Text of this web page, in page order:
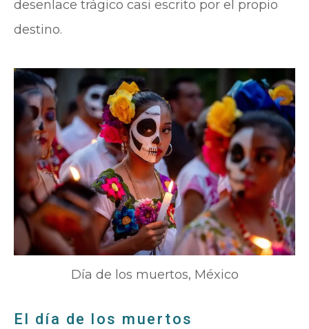
desenlace trágico casi escrito por el propio
destino.
Día de los muertos, México
El día de los muertos